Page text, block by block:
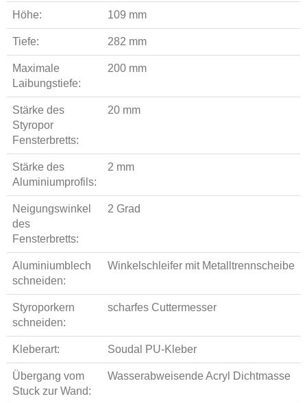
Höhe: 109 mm
Tiefe: 282 mm
Maximale
Laibungstiefe:
200 mm
Stärke des
Styropor
Fensterbretts:
20 mm
Stärke des
Aluminiumprofils:
2 mm
Neigungswinkel
des
Fensterbretts:
2 Grad
Aluminiumblech
schneiden:
Winkelschleifer mit Metalltrennscheibe
Styroporkern
schneiden:
scharfes Cuttermesser
Kleberart: Soudal PU-Kleber
Übergang vom
Stuck zur Wand:
Wasserabweisende Acryl Dichtmasse